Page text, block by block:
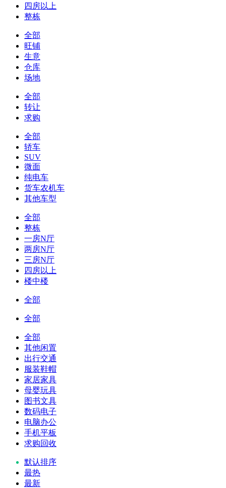
四房以上
整栋
全部
旺铺
生意
仓库
场地
全部
转让
求购
全部
轿车
SUV
微面
纯电车
货车农机车
其他车型
全部
整栋
一房N厅
两房N厅
三房N厅
四房以上
楼中楼
全部
全部
全部
其他闲置
出行交通
服装鞋帽
家居家具
母婴玩具
图书文具
数码电子
电脑办公
手机平板
求购回收
默认排序
最热
最新